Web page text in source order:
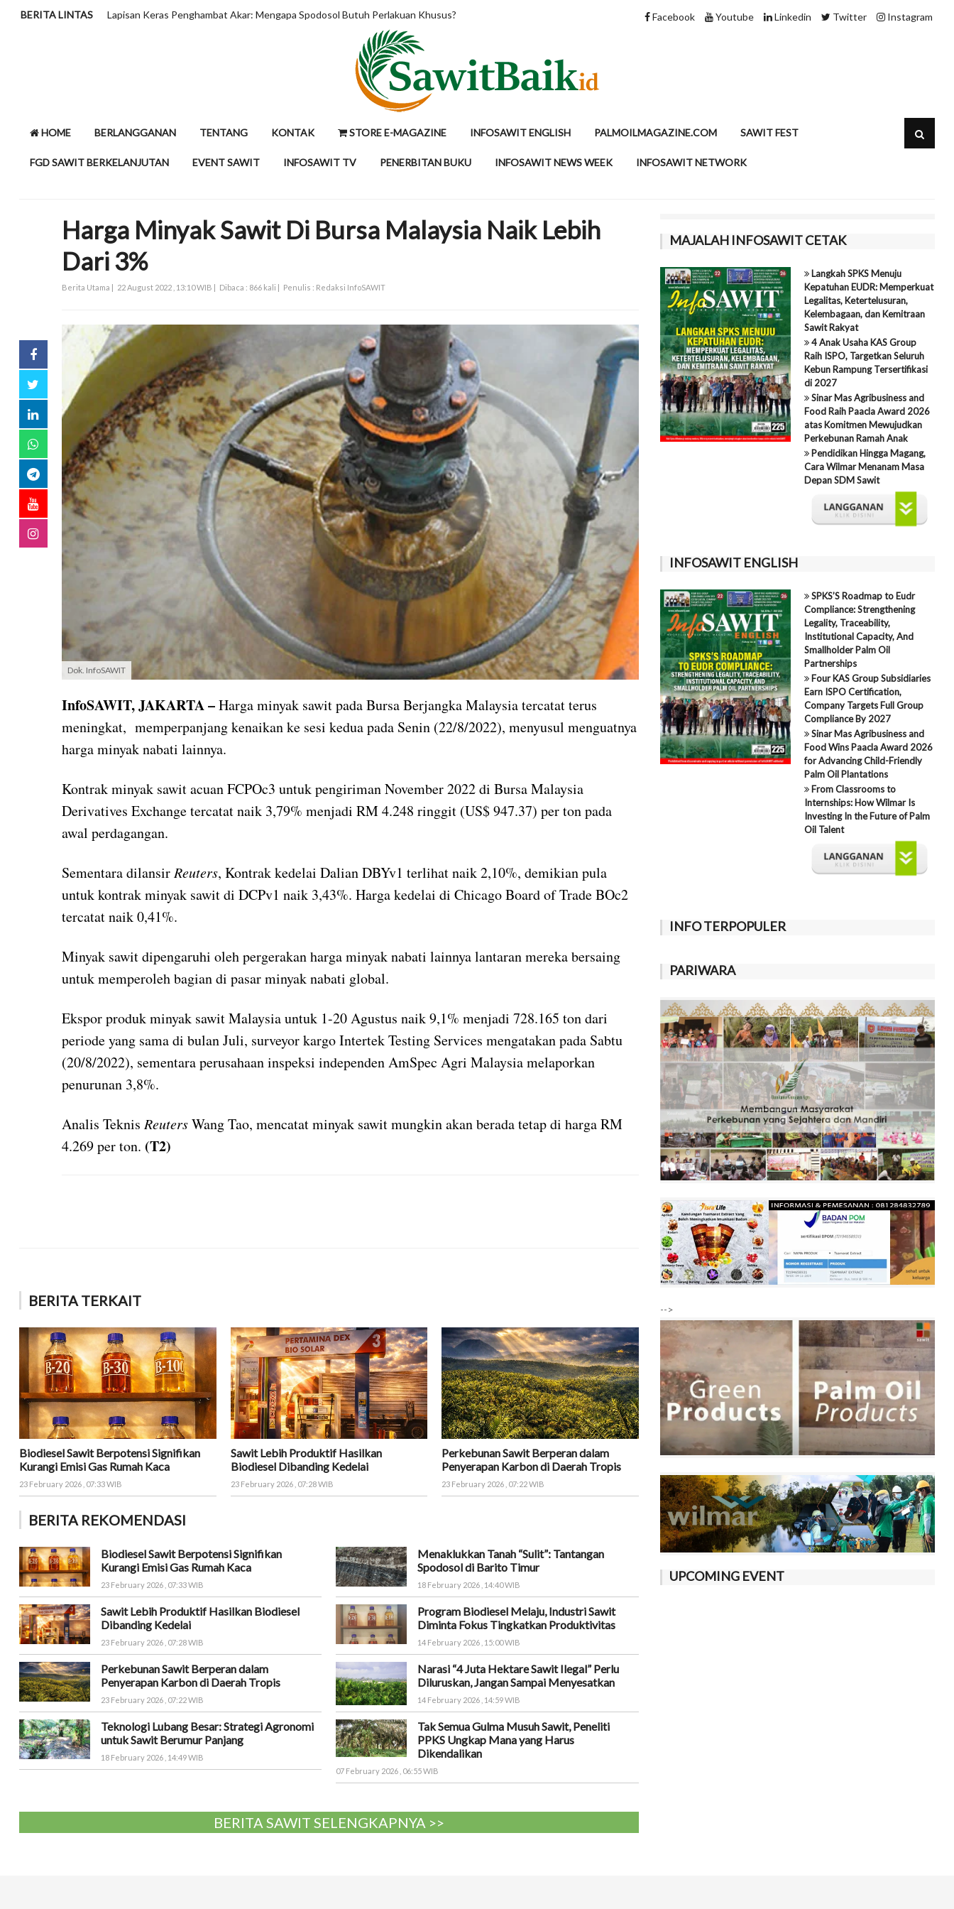
BERITA LINTAS HLIB Tahan Proyeksi CPO di RM4.200 per Ton, Tunggu Kepastian Mandatori B50 Indonesia Minyak Sawit dan Kolesterol, Meluruskan
Instagram
Twitter
Linkedin
Youtube
Facebook
HOME BERLANGGANAN TENTANG KONTAK STORE E-MAGAZINE INFOSAWIT ENGLISH PALMOILMAGAZINE.COM SAWIT FEST
FGD SAWIT BERKELANJUTAN EVENT SAWIT INFOSAWIT TV PENERBITAN BUKU INFOSAWIT NEWS WEEK INFOSAWIT NETWORK
Harga Minyak Sawit Di Bursa Malaysia Naik Lebih
Dari 3%
Berita Utama | 22 August 2022 , 13:10 WIB | Dibaca : 866 kali | Penulis : Redaksi InfoSAWIT
Dok. InfoSAWIT
InfoSAWIT, JAKARTA –Harga minyak sawit pada Bursa Berjangka Malaysia tercatat terus
meningkat, memperpanjang kenaikan ke sesi kedua pada Senin (22/8/2022), menyusul menguatnya
harga minyak nabati lainnya.
Kontrak minyak sawit acuan FCPOc3 untuk pengiriman November 2022 di Bursa Malaysia
Derivatives Exchange tercatat naik 3,79% menjadi RM 4.248 ringgit (US$ 947.37) per ton pada
awal perdagangan.
Sementara dilansirReuters, Kontrak kedelai Dalian DBYv1 terlihat naik 2,10%, demikian pula
untuk kontrak minyak sawit di DCPv1 naik 3,43%. Harga kedelai di Chicago Board of Trade BOc2
tercatat naik 0,41%.
Minyak sawit dipengaruhi oleh pergerakan harga minyak nabati lainnya lantaran mereka bersaing
untuk memperoleh bagian di pasar minyak nabati global.
Ekspor produk minyak sawit Malaysia untuk 1-20 Agustus naik 9,1% menjadi 728.165 ton dari
periode yang sama di bulan Juli, surveyor kargo Intertek Testing Services mengatakan pada Sabtu
(20/8/2022), sementara perusahaan inspeksi independen AmSpec Agri Malaysia melaporkan
penurunan 3,8%.
Analis Teknis ReutersWang Tao, mencatat minyak sawit mungkin akan berada tetap di harga RM
4.269 per ton. (T2)
BERITA TERKAIT
Biodiesel Sawit Berpotensi Signifikan
Kurangi Emisi Gas Rumah Kaca
23 February 2026 , 07:33 WIB
Sawit Lebih Produktif Hasilkan
Biodiesel Dibanding Kedelai
23 February 2026 , 07:28 WIB
Perkebunan Sawit Berperan dalam
Penyerapan Karbon di Daerah Tropis
23 February 2026 , 07:22 WIB
BERITA REKOMENDASI
Biodiesel Sawit Berpotensi Signifikan
Kurangi Emisi Gas Rumah Kaca
23 February 2026 , 07:33 WIB
Sawit Lebih Produktif Hasilkan Biodiesel
Dibanding Kedelai
23 February 2026 , 07:28 WIB
Perkebunan Sawit Berperan dalam
Penyerapan Karbon di Daerah Tropis
23 February 2026 , 07:22 WIB
Teknologi Lubang Besar: Strategi Agronomi
untuk Sawit Berumur Panjang
18 February 2026 , 14:49 WIB
Menaklukkan Tanah “Sulit”: Tantangan
Spodosol di Barito Timur
18 February 2026 , 14:40 WIB
Program Biodiesel Melaju, Industri Sawit
Diminta Fokus Tingkatkan Produktivitas
14 February 2026 , 15:00 WIB
Narasi “4 Juta Hektare Sawit Ilegal” Perlu
Diluruskan, Jangan Sampai Menyesatkan
14 February 2026 , 14:59 WIB
Tak Semua Gulma Musuh Sawit, Peneliti
PPKS Ungkap Mana yang Harus
Dikendalikan
07 February 2026 , 06:55 WIB
BERITA SAWIT SELENGKAPNYA >>
MAJALAH INFOSAWIT CETAK
Langkah SPKS Menuju
Kepatuhan EUDR: Memperkuat
Legalitas, Ketertelusuran,
Kelembagaan, dan Kemitraan
Sawit Rakyat
4 Anak Usaha KAS Group
Raih ISPO, Targetkan Seluruh
Kebun Rampung Tersertifikasi
di 2027
Sinar Mas Agribusiness and
Food Raih Paacla Award 2026
atas Komitmen Mewujudkan
Perkebunan Ramah Anak
Pendidikan Hingga Magang,
Cara Wilmar Menanam Masa
Depan SDM Sawit
INFOSAWIT ENGLISH
SPKS’S Roadmap to Eudr
Compliance: Strengthening
Legality, Traceability,
Institutional Capacity, And
Smallholder Palm Oil
Partnerships
Four KAS Group Subsidiaries
Earn ISPO Certification,
Company Targets Full Group
Compliance By 2027
Sinar Mas Agribusiness and
Food Wins Paacla Award 2026
for Advancing Child-Friendly
Palm Oil Plantations
From Classrooms to
Internships: How Wilmar Is
Investing In the Future of Palm
Oil Talent
INFO TERPOPULER
PARIWARA
-->
UPCOMING EVENT